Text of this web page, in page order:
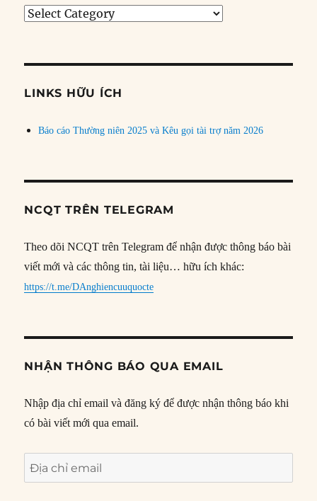
Tìm
đề
LINKS HỮU ÍCH
Báo cáo Thường niên 2025 và Kêu gọi tài trợ năm 2026
NCQT TRÊN TELEGRAM
Theo dõi NCQT trên Telegram để nhận được thông báo bài
viết mới và các thông tin, tài liệu… hữu ích khác:
https://t.me/DAnghiencuuquocte
NHẬN THÔNG BÁO QUA EMAIL
Nhập địa chỉ email và đăng ký để được nhận thông báo khi
có bài viết mới qua email.
Địa
chỉ